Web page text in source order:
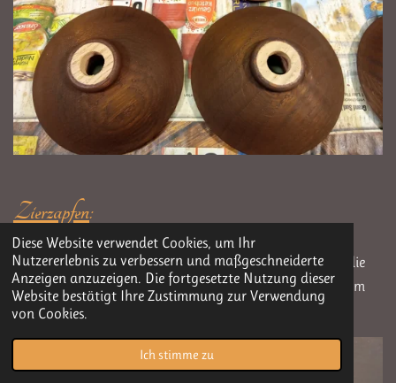
Diese Website verwendet Cookies, um Ihr
Nutzererlebnis zu verbessern und maßgeschneiderte
Anzeigen anzuzeigen. Die fortgesetzte Nutzung dieser
Website bestätigt Ihre Zustimmung zur Verwendung
von Cookies.
Ich stimme zu
Zierzapfen:
An den losen, aber noch verwendbaren Zierzapfen wird die
Anschlagfläche geglättet und der Leimzapfen auf das zum
späteren Einleimen benötigte Maß gebracht.